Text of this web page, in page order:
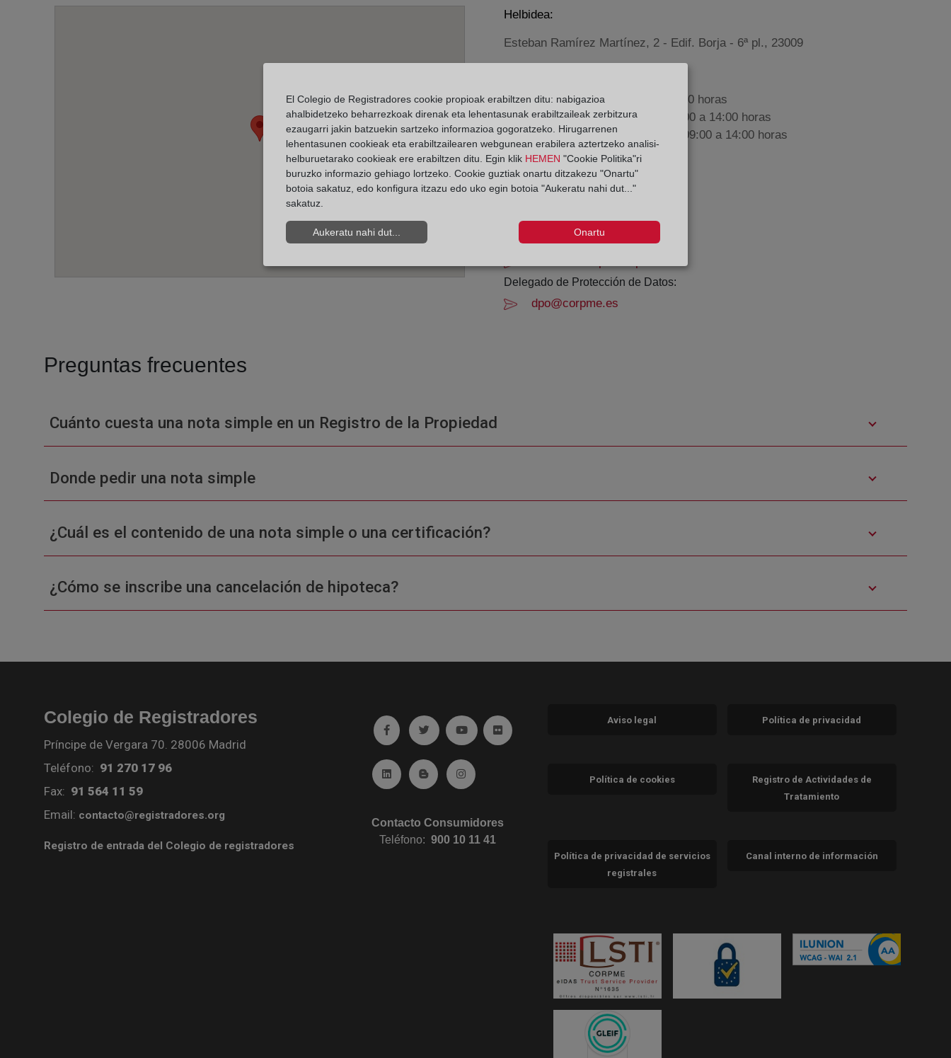
Helbidea:
Esteban Ramírez Martínez, 2 - Edif. Borja - 6ª pl., 23009
De lunes a viernes de 09:00 a 17:00 horas
Agosto: De lunes a viernes de 09:00 a 14:00 horas
Los días 24 y 31 de diciembre de 09:00 a 14:00 horas
Datos de contacto:
(953) 22 23 00
jaen@registromercantil.org
Datos del Registrador:
Delegado de Protección de Datos:
dpo@corpme.es
Preguntas frecuentes
Cuánto cuesta una nota simple en un Registro de la Propiedad
Donde pedir una nota simple
¿Cuál es el contenido de una nota simple o una certificación?
¿Cómo se inscribe una cancelación de hipoteca?
Colegio de Registradores
Príncipe de Vergara 70. 28006 Madrid
Teléfono: 91 270 17 96
Fax: 91 564 11 59
Email: contacto@registradores.org
Registro de entrada del Colegio de registradores
Ir a facebook (abre en ventana nueva)
Ir a twitter (abre en ventana nueva)
Ir a YouTube (abre en ventana nueva)
Ir a Flickr (abre en ventana nueva)
Ir a Linkedin (abre en ventana nueva)
Ir al Blog (abre en ventana nueva)
Ir a Instagram (abre en ventana nueva)
Contacto Consumidores
Teléfono:900 10 11 41
Aviso legal Política de privacidad
Política de cookies
Registro de Actividades de
Tratamiento
Política de privacidad de servicios
registrales
Canal interno de información
El Colegio de Registradores cookie propioak erabiltzen ditu: nabigazioa
ahalbidetzeko beharrezkoak direnak eta lehentasunak erabiltzaileak zerbitzura
ezaugarri jakin batzuekin sartzeko informazioa gogoratzeko. Hirugarrenen
lehentasunen cookieak eta erabiltzailearen webgunean erabilera aztertzeko analisi-
helburuetarako cookieak ere erabiltzen ditu. Egin klik HEMEN "Cookie Politika"ri
buruzko informazio gehiago lortzeko. Cookie guztiak onartu ditzakezu "Onartu"
botoia sakatuz, edo konfigura itzazu edo uko egin botoia "Aukeratu nahi dut..."
sakatuz.
Aukeratu nahi dut... Onartu